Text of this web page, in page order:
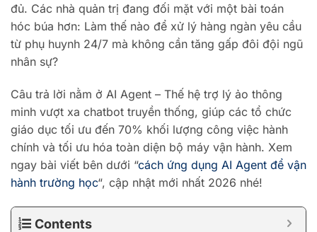
đủ. Các nhà quản trị đang đối mặt với một bài toán
hóc búa hơn: Làm thế nào để xử lý hàng ngàn yêu cầu
từ phụ huynh 24/7 mà không cần tăng gấp đôi đội ngũ
nhân sự?
Câu trả lời nằm ở AI Agent – Thế hệ trợ lý ảo thông
minh vượt xa chatbot truyền thống, giúp các tổ chức
giáo dục tối ưu đến 70% khối lượng công việc hành
chính và tối ưu hóa toàn diện bộ máy vận hành. Xem
ngay bài viết bên dưới “cách ứng dụng AI Agent để vận
hành trường học“, cập nhật mới nhất 2026 nhé!
Contents